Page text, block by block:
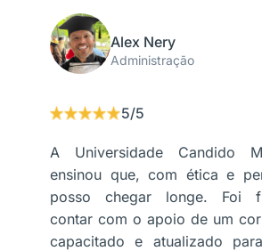
Alex Nery
Administração
5/5
A Universidade Candido
ensinou que, com ética e
posso chegar longe. Foi
contar com o apoio de um
capacitado e atualizado